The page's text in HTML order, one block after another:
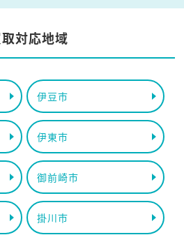
対応地域
伊豆市
伊東市
御前崎市
掛川市